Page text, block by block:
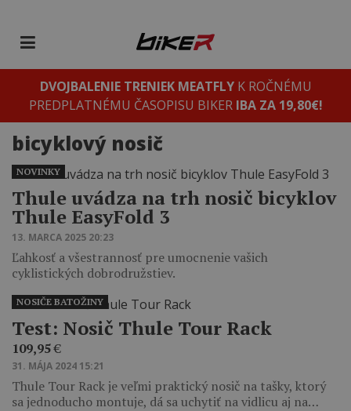
DVOJBALENIE TRENIEK MEATFLYK ROČNÉMU
PREDPLATNÉMU ČASOPISU BIKER IBA ZA 19,80€!
bicyklový nosič
Thule uvádza na trh nosič bicyklov
Thule EasyFold 3
13. MARCA 2025 20:23
Ľahkosť a všestrannosť pre umocnenie vašich
cyklistických dobrodružstiev.
NOVINKY
Test: Nosič Thule Tour Rack
109,95€
31. MÁJA 2024 15:21
Thule Tour Rack je veľmi praktický nosič na tašky, ktorý
sa jednoducho montuje, dá sa uchytiť na vidlicu aj na…
NOSIČE BATOŽINY